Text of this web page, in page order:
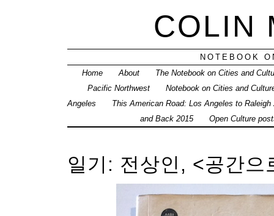
COLIN
NOTEBOOK
Home
About
The Notebook on Cities and
Pacific Northwest
Notebook on Cities and
Angeles
This American Road: Los Angeles to Raleigh
and Back 2015
Open Culture
일기: 전상인, <공간으